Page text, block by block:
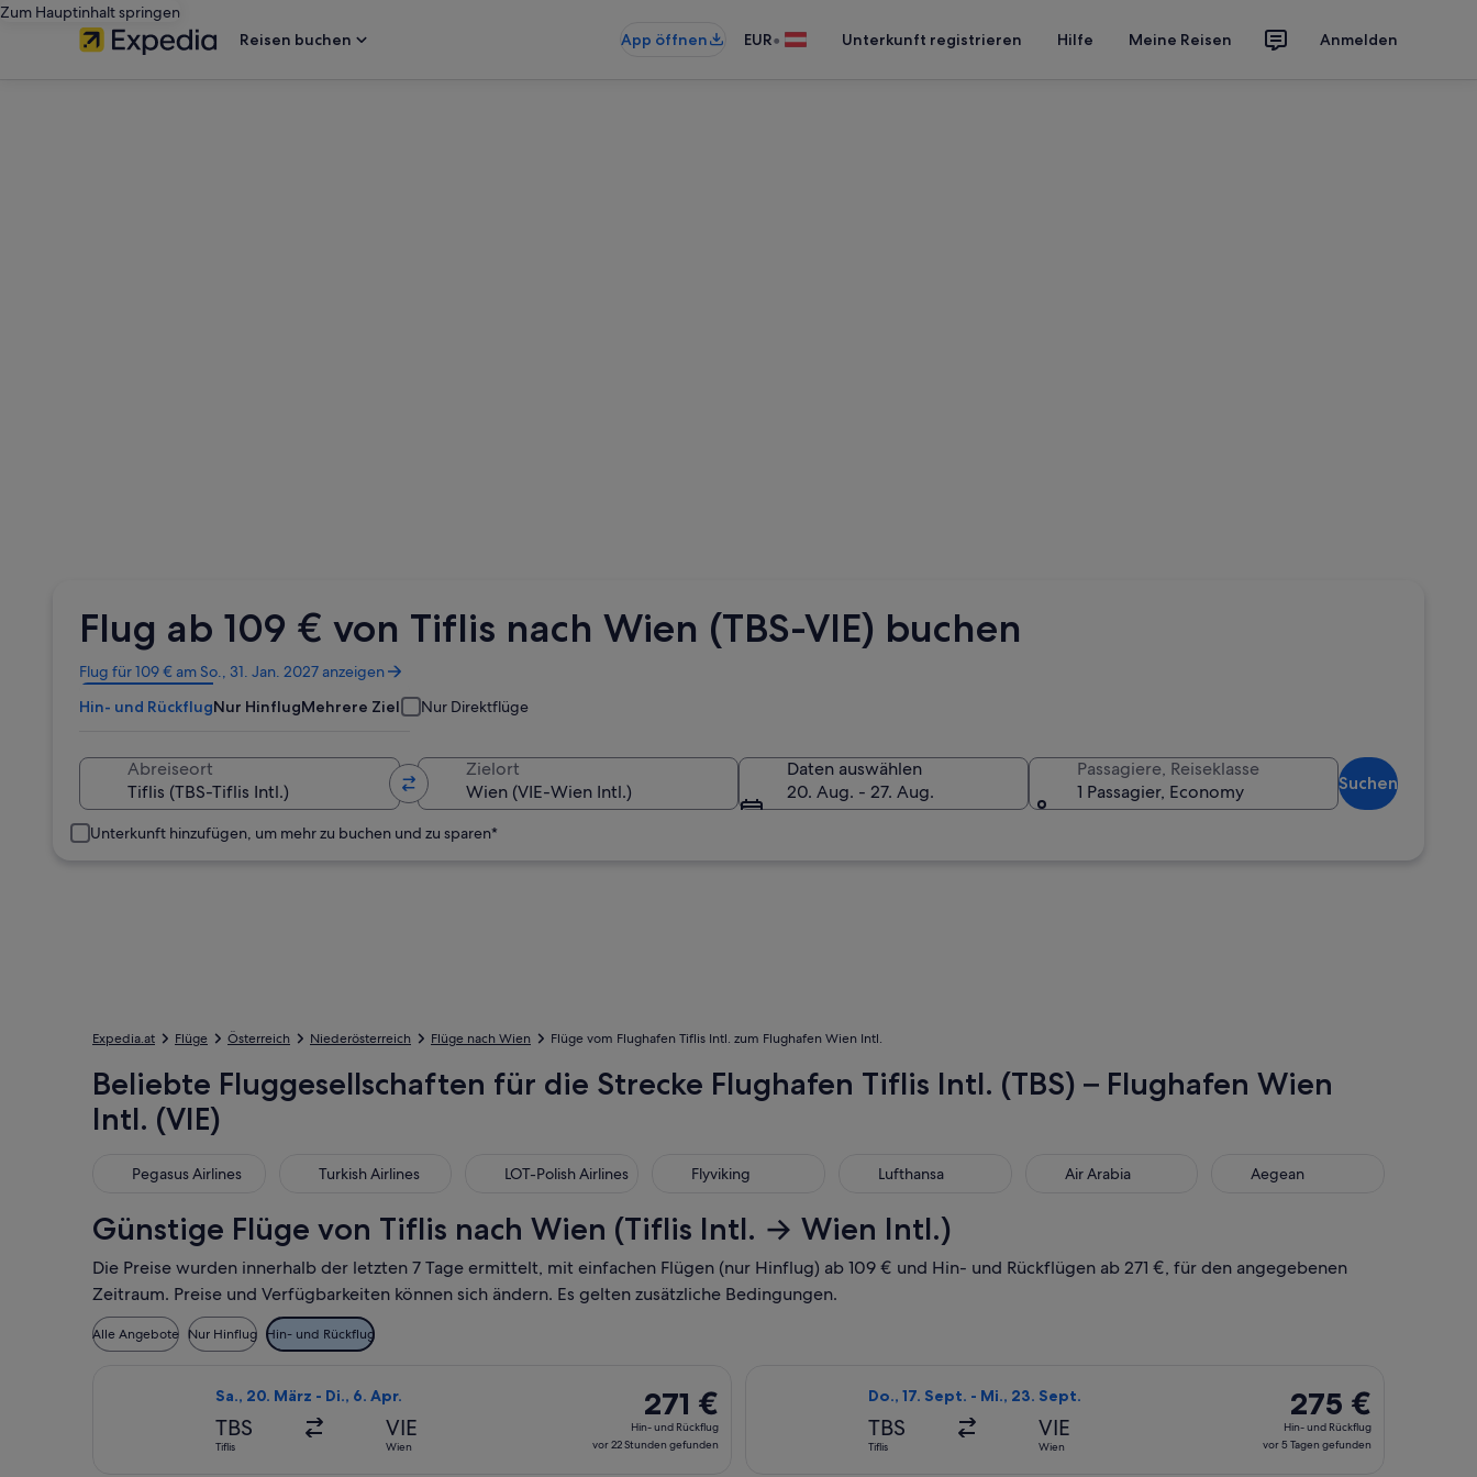
Zum Hauptinhalt springen
Reisen buchen
App öffnen EUR• Unterkunft registrieren Hilfe Meine Reisen Anmelden
Flug ab 109 € von Tiflis nach Wien (TBS-VIE) buchen
Flug für 109 € am So., 31. Jan. 2027 anzeigen
Wird
in
einem
geöffnet
Hin- und RückflugNur HinflugMehrere Ziele Nur Direktflüge
Abreiseort Zielort
Daten auswählen
20. Aug. - 27. Aug.
Passagiere, Reiseklasse
1 Passagier, Economy
Suchen
Unterkunft hinzufügen, um mehr zu buchen und zu sparen*
Expedia.at Flüge Österreich Niederösterreich Flüge nach Wien Flüge vom Flughafen Tiflis Intl. zum Flughafen Wien Intl.
Beliebte Fluggesellschaften für die Strecke Flughafen Tiflis Intl. (TBS) – Flughafen Wien
Intl. (VIE)
Pegasus Airlines
Pegasus Airlines Turkish Airlines
Turkish Airlines LOT-Polish Airlines
LOT-Polish Airlines Flyviking
Flyviking Lufthansa
Lufthansa Air Arabia
Air Arabia Aegean
Aegean
Günstige Flüge von Tiflis nach Wien (Tiflis Intl. → Wien Intl.)
Die Preise wurden innerhalb der letzten 7 Tage ermittelt, mit einfachen Flügen (nur Hinflug) ab 109 € und Hin- und Rückflügen ab 271 €, für den angegebenen
Zeitraum. Preise und Verfügbarkeiten können sich ändern. Es gelten zusätzliche Bedingungen.
Alle Angebote Nur Hinflug Hin- und Rückflug
Sa., 20. März - Di., 6. Apr.
TBS
Tiflis
VIE
Wien
271 €
Hin-
und
271 €
Hin- und Rückflug
vor 22 Stunden gefunden
Do., 17. Sept. - Mi., 23. Sept.
TBS
Tiflis
VIE
Wien
275 €
Hin-
und
275 €
Hin- und Rückflug
vor 5 Tagen gefunden